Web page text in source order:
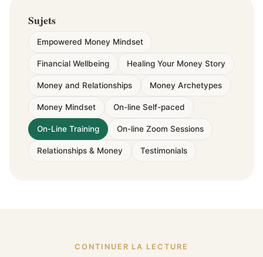
Sujets
Empowered Money Mindset
Financial Wellbeing Healing Your Money Story
Money and Relationships Money Archetypes
Money Mindset On-line Self-paced
On-Line Training On-line Zoom Sessions
Relationships & Money Testimonials
CONTINUER LA LECTURE